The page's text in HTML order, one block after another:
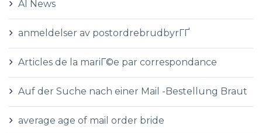
AI News
anmeldelser av postordrebrudbyrГҐ
Articles de la mariГ©e par correspondance
Auf der Suche nach einer Mail -Bestellung Braut
average age of mail order bride